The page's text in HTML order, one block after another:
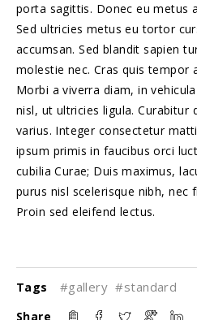
porta sagittis. Donec eu metus
Sed ultricies metus eu tortor
accumsan. Sed blandit sapien
molestie nec. Cras quis tempor
Morbi a viverra diam, in
nisl, ut ultricies ligula. Curabitur
varius. Integer consectetur
ipsum primis in faucibus orci
cubilia Curae; Duis maximus,
purus nisl scelerisque nibh, nec
Proin sed eleifend lectus.
Tags #gallery #standard
Share